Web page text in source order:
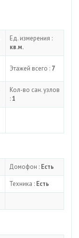
Ед. измерения :
кв.м.
Этажей всего : 7
Кол-во сан. узлов
:1
Домофон : Есть
Техника : Есть